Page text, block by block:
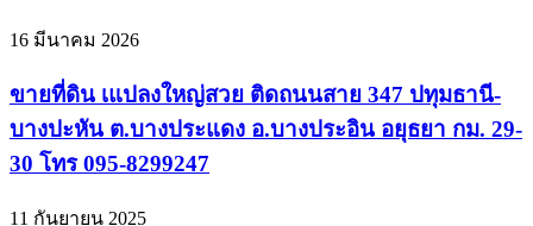
16 มีนาคม 2026
ขายที่ดิน เแปลงใหญ่สวย ติดถนนสาย 347 ปทุมธานี-
บางปะหัน ต.บางประแดง อ.บางประอิน อยุธยา กม. 29-
30 โทร 095-8299247
11 กันยายน 2025